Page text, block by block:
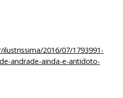
2016/07/1793991-
andrade-ainda-e-antidoto-